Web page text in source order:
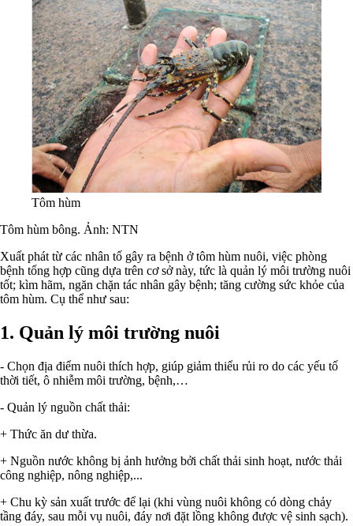
Tôm hùm
Tôm hùm bông. Ảnh: NTN
Xuất phát từ các nhân tố gây ra bệnh ở tôm hùm nuôi, việc phòng
bệnh tổng hợp cũng dựa trên cơ sở này, tức là quản lý môi trường nuôi
tốt; kìm hãm, ngăn chặn tác nhân gây bệnh; tăng cường sức khỏe của
tôm hùm. Cụ thể như sau:
1. Quản lý môi trường nuôi
- Chọn địa điểm nuôi thích hợp, giúp giảm thiểu rủi ro do các yếu tố
thời tiết, ô nhiễm môi trường, bệnh,…
- Quản lý nguồn chất thải:
+ Thức ăn dư thừa.
+ Nguồn nước không bị ảnh hưởng bởi chất thải sinh hoạt, nước thải
công nghiệp, nông nghiệp,...
+ Chu kỳ sản xuất trước để lại (khi vùng nuôi không có dòng chảy
tầng đáy, sau mỗi vụ nuôi, đáy nơi đặt lồng không được vệ sinh sạch).